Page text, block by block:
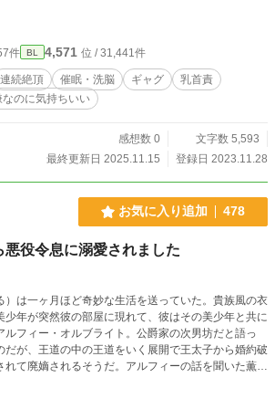
件 BL 4,571 位 / 31,441件
連続絶頂 催眠・洗脳 ギャグ
乳首責
なのに気持ちいい
感想数 0
文字数 5,593
最終更新日 2025.11.15
登録日 2023.11.28
お気に入り追加 478
役令息に溺愛されました
）は一ヶ月ほど奇妙な生活を送っていた。貴族風の衣
少年が突然彼の部屋に現れて、彼はその美少年と共に
ルフィー・オルブライト。公爵家の次男坊だと語っ
だが、王道の中の王道をいく展開で王太子から婚約破
れて廃嫡されるそうだ。アルフィーの話を聞いた薫は
が出たのか、アルフィーは突然姿を消した。元の世
も束の間、今度は薫がアルフィーの世界に異世界召